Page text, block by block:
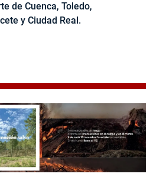
de Cuenca, Toledo,
y Ciudad Real.